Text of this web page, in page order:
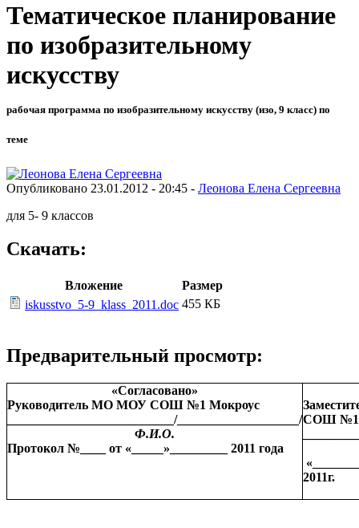
Тематическое планирование
по изобразительному
искусству
рабочая программа по изобразительному искусству (изо, 9 класс) по
теме
Опубликовано 23.01.2012 - 20:45 - Леонова Елена Сергеевна
для 5- 9 классов
Скачать:
Вложение
Размер
iskusstvo_5-9_klass_2011.doc 455 КБ
Предварительный просмотр:
«Согласовано»
Руководитель МО МОУ СОШ №1 Мокроус
__________________________/___________________/
Ф.И.О.
Протокол №____ от «_____»_________ 2011 года
СОШ №1
2011г.